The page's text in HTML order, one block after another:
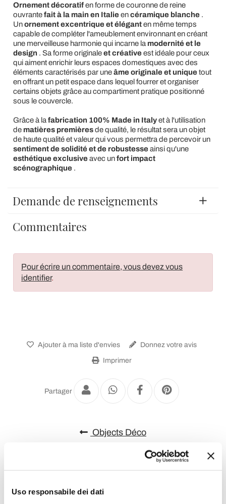
Uso responsabile dei dati
Ornement décoratifen forme de couronne de reine
ouvrantefait à la main en Italieencéramique blanche.
Unornement excentrique et éléganten même temps
capable de compléter l'ameublement environnant en créant
une merveilleuse harmonie qui incarne la modernité et le
design . Sa forme originaleet créativeest idéale pour ceux
qui aiment enrichir leurs espaces domestiques avec des
éléments caractérisés par uneâme originale et uniquetout
en offrant un petit espace dans lequel fourrer et organiser
certains objets grâce au compartiment pratique positionné
sous le couvercle.
Grâce à la fabrication 100% Made in Italyet à l'utilisation
de matières premièresde qualité, le résultat sera un objet
de haute qualité et valeur qui vous permettra de percevoir un
sentiment de solidité et de robustesseainsi qu'une
esthétique exclusiveavec unfort impact
scénographique.
Demande de renseignements
Commentaires
Pour écrire un commentaire, vous devez vous
identifier.
Ajouter à ma liste d'envies Donnez votre avis
Imprimer
Partager
Objects Déco